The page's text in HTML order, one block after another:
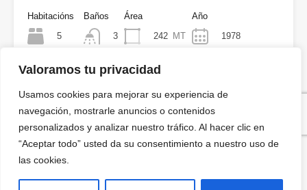
Valoramos tu privacidad
Usamos cookies para mejorar su experiencia de
navegación, mostrarle anuncios o contenidos
personalizados y analizar nuestro tráfico. Al hacer clic en
“Aceptar todo” usted da su consentimiento a nuestro uso de
las cookies.
Habitacións
5
Baños
3
Área
242 MT
Año
1978
Venta
705.000€
Encuentra tu inmueble